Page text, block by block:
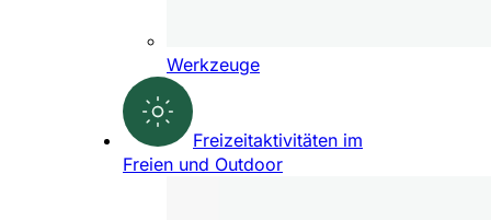
Werkzeuge
Freizeitaktivitäten im
Freien und Outdoor